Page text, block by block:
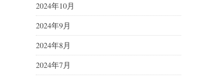
2024年10月
2024年9月
2024年8月
2024年7月